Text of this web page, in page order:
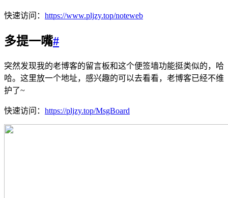
快速访问： https://www.pljzy.top/noteweb
多提一嘴#
突然发现我的老博客的留言板和这个便签墙功能挺类似的，哈
哈。这里放一个地址，感兴趣的可以去看看，老博客已经不维
护了~
快速访问： https://pljzy.top/MsgBoard